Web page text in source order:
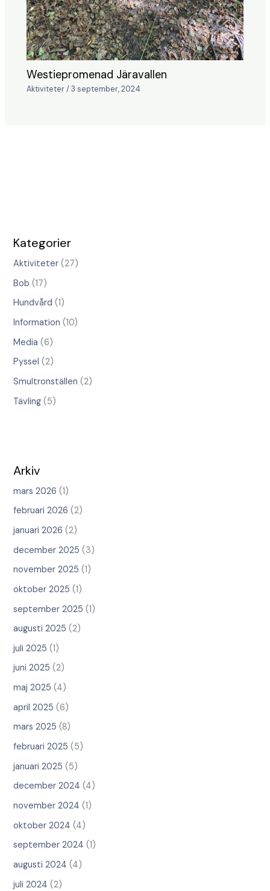
Westiepromenad Järavallen
Aktiviteter/3 september, 2024
Kategorier
Aktiviteter (27)
Bob (17)
Hundvård (1)
Information (10)
Media (6)
Pyssel (2)
Smultronställen (2)
Tävling (5)
Arkiv
mars 2026 (1)
februari 2026 (2)
januari 2026 (2)
december 2025 (3)
november 2025 (1)
oktober 2025 (1)
september 2025 (1)
augusti 2025 (2)
juli 2025 (1)
juni 2025 (2)
maj 2025 (4)
april 2025 (6)
mars 2025 (8)
februari 2025 (5)
januari 2025 (5)
december 2024 (4)
november 2024 (1)
oktober 2024 (4)
september 2024 (1)
augusti 2024 (4)
juli 2024 (2)